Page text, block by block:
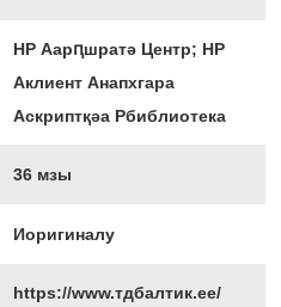
HP Аарԥшратә Центр; HP
Аклиент Анапхгара
Аскриптқәа Рбиблиотека
36 мзы
Иоригиналу
https://www.тдбалтик.ее/